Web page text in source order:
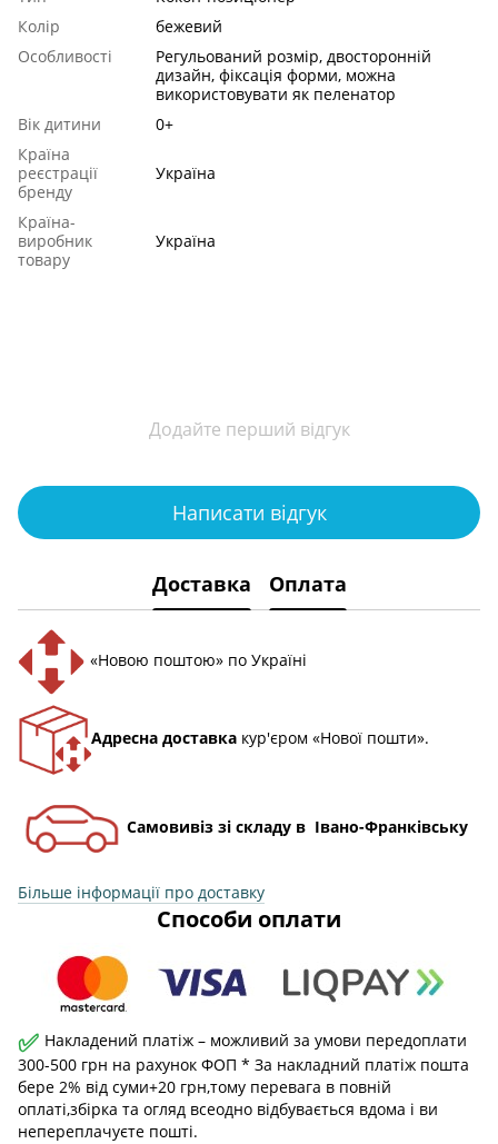
Колір
бежевий
Особливості
Регульований розмір, двосторонній
дизайн, фіксація форми, можна
використовувати як пеленатор
Вік дитини
0+
Країна
реєстрації
бренду
Україна
Країна-
виробник
товару
Україна
Додайте перший відгук
Написати відгук
Доставка Оплата
«Новою поштою» по Україні
Адресна доставка кур'єром «Нової пошти».
Самовивіз зі складу в Івано-Франківську
Більше інформації про доставку
Способи оплати
✅ Накладений платіж – можливий за умови передоплати
300-500 грн на рахунок ФОП * За накладний платіж пошта
бере 2% від суми+20 грн,тому перевага в повній
оплаті,збірка та огляд всеодно відбувається вдома і ви
непереплачуєте пошті.